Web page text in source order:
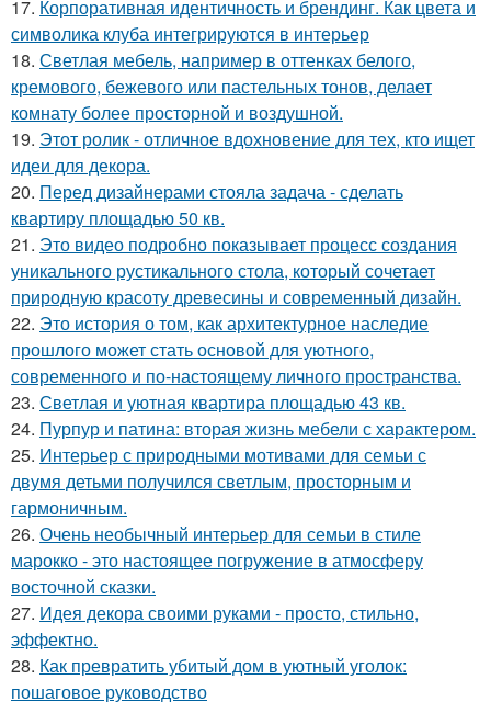
17. Корпоративная идентичность и брендинг. Как цвета и
символика клуба интегрируются в интерьер
18. Светлая мебель, например в оттенках белого,
кремового, бежевого или пастельных тонов, делает
комнату более просторной и воздушной.
19. Этот ролик - отличное вдохновение для тех, кто ищет
идеи для декора.
20. Перед дизайнерами стояла задача - сделать
квартиру площадью 50 кв.
21. Это видео подробно показывает процесс создания
уникального рустикального стола, который сочетает
природную красоту древесины и современный дизайн.
22. Это история о том, как архитектурное наследие
прошлого может стать основой для уютного,
современного и по-настоящему личного пространства.
23. Светлая и уютная квартира площадью 43 кв.
24. Пурпур и патина: вторая жизнь мебели с характером.
25. Интерьер с природными мотивами для семьи с
двумя детьми получился светлым, просторным и
гармоничным.
26. Очень необычный интерьер для семьи в стиле
марокко - это настоящее погружение в атмосферу
восточной сказки.
27. Идея декора своими руками - просто, стильно,
эффектно.
28. Как превратить убитый дом в уютный уголок:
пошаговое руководство